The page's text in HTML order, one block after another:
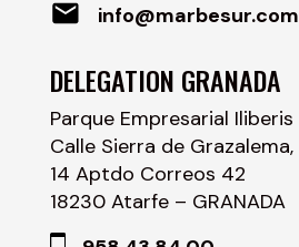
info@marbesur.com
DELEGATION GRANADA
Parque Empresarial Iliberis
Calle Sierra de Grazalema,
14 Aptdo Correos 42
18230 Atarfe – GRANADA